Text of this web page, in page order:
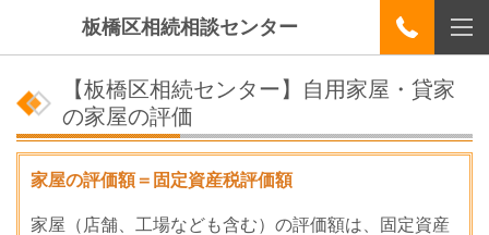
板橋区相続相談センター
【板橋区相続センター】自用家屋・貸家
の家屋の評価
家屋の評価額＝固定資産税評価額
家屋（店舗、工場なども含む）の評価額は、固定資産